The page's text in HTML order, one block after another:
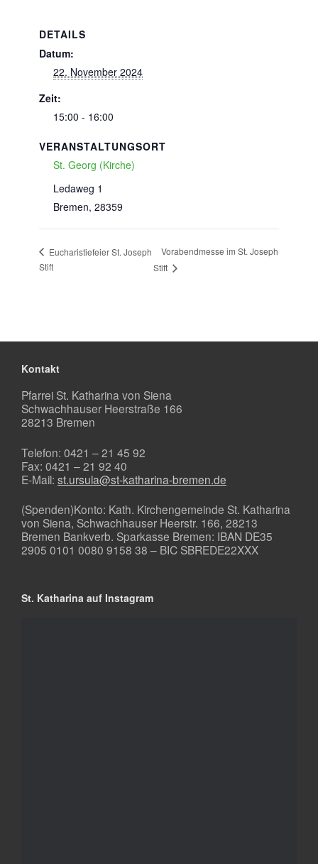
DETAILS
Datum:
22. November 2024
Zeit:
15:00 - 16:00
VERANSTALTUNGSORT
St. Georg (Kirche)
Ledaweg 1
Bremen, 28359
Eucharistiefeier St. Joseph
Stift
Vorabendmesse im St. Joseph
Stift
Kontakt
Pfarrei St. Katharina von Siena
Schwachhauser Heerstraße 166
28213 Bremen
Telefon: 0421 – 21 45 92
Fax: 0421 – 21 92 40
E-Mail: st.ursula@st-katharina-bremen.de
(Spenden)Konto: Kath. Kirchengemeinde St. Katharina
von Siena, Schwachhauser Heerstr. 166, 28213
Bremen Bankverb. Sparkasse Bremen: IBAN DE35
2905 0101 0080 9158 38 – BIC SBREDE22XXX
St. Katharina auf Instagram